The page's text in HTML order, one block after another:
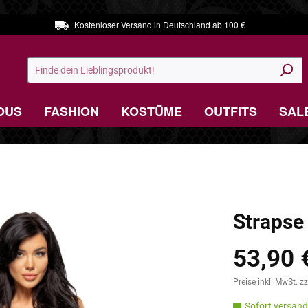
Kostenloser Versand in Deutschland ab 100 €
FASHION KOSTÜME OUTFITS
Regulärer Preis:
53,90
Preise inkl. MwSt.